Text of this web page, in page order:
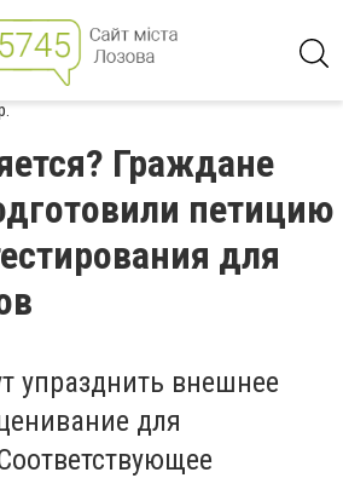
Граждане
петицию
для
упразднить внешнее
для